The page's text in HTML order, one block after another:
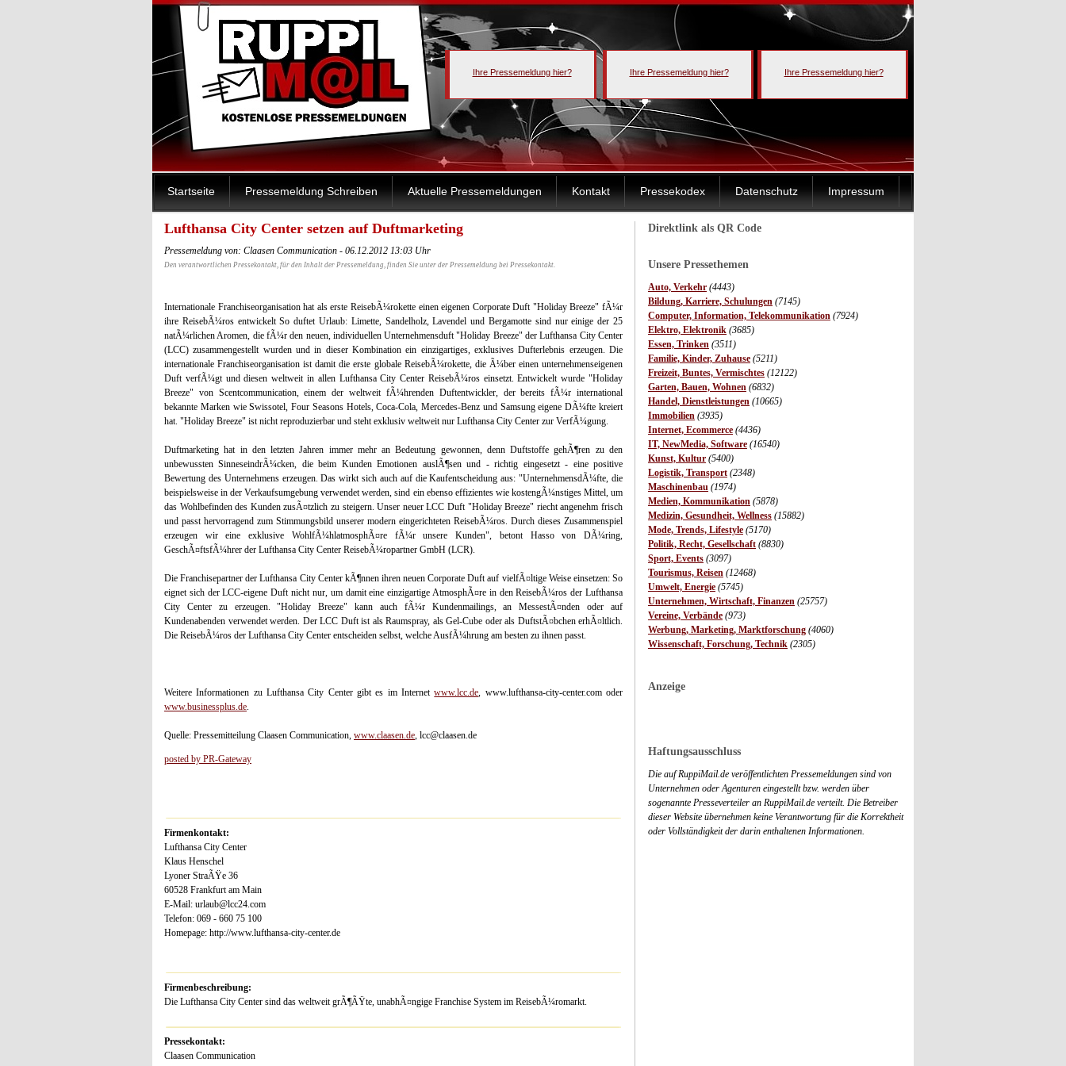
Ihre Pressemeldung hier? Ihre Pressemeldung hier? Ihre Pressemeldung hier?
Startseite Pressemeldung Schreiben Aktuelle Pressemeldungen Kontakt Pressekodex Datenschutz Impressum
Direktlink als QR Code
Unsere Pressethemen
Auto, Verkehr (4443)
Bildung, Karriere, Schulungen (7145)
Computer, Information, Telekommunikation (7924)
Elektro, Elektronik (3685)
Essen, Trinken (3511)
Familie, Kinder, Zuhause (5211)
Freizeit, Buntes, Vermischtes (12122)
Garten, Bauen, Wohnen (6832)
Handel, Dienstleistungen (10665)
Immobilien (3935)
Internet, Ecommerce (4436)
IT, NewMedia, Software (16540)
Kunst, Kultur (5400)
Logistik, Transport (2348)
Maschinenbau (1974)
Medien, Kommunikation (5878)
Medizin, Gesundheit, Wellness (15882)
Mode, Trends, Lifestyle (5170)
Politik, Recht, Gesellschaft (8830)
Sport, Events (3097)
Tourismus, Reisen (12468)
Umwelt, Energie (5745)
Unternehmen, Wirtschaft, Finanzen (25757)
Vereine, Verbände (973)
Werbung, Marketing, Marktforschung (4060)
Wissenschaft, Forschung, Technik (2305)
Anzeige
Haftungsausschluss
Die auf RuppiMail.de veröffentlichten Pressemeldungen sind von
Unternehmen oder Agenturen eingestellt bzw. werden über
sogenannte Presseverteiler an RuppiMail.de verteilt. Die Betreiber
dieser Website übernehmen keine Verantwortung für die Korrektheit
oder Vollständigkeit der darin enthaltenen Informationen.
Lufthansa City Center setzen auf Duftmarketing
Pressemeldung von: Claasen Communication - 06.12.2012 13:03 Uhr
Den verantwortlichen Pressekontakt, für den Inhalt der Pressemeldung, finden Sie unter der Pressemeldung bei Pressekontakt.
Internationale Franchiseorganisation hat als erste ReisebÃ¼rokette einen eigenen Corporate Duft "Holiday Breeze" fÃ¼r
ihre ReisebÃ¼ros entwickelt So duftet Urlaub: Limette, Sandelholz, Lavendel und Bergamotte sind nur einige der 25
natÃ¼rlichen Aromen, die fÃ¼r den neuen, individuellen Unternehmensduft "Holiday Breeze" der Lufthansa City Center
(LCC) zusammengestellt wurden und in dieser Kombination ein einzigartiges, exklusives Dufterlebnis erzeugen. Die
internationale Franchiseorganisation ist damit die erste globale ReisebÃ¼rokette, die Ã¼ber einen unternehmenseigenen
Duft verfÃ¼gt und diesen weltweit in allen Lufthansa City Center ReisebÃ¼ros einsetzt. Entwickelt wurde "Holiday
Breeze" von Scentcommunication, einem der weltweit fÃ¼hrenden Duftentwickler, der bereits fÃ¼r international
bekannte Marken wie Swissotel, Four Seasons Hotels, Coca-Cola, Mercedes-Benz und Samsung eigene DÃ¼fte kreiert
hat. "Holiday Breeze" ist nicht reproduzierbar und steht exklusiv weltweit nur Lufthansa City Center zur VerfÃ¼gung.
Duftmarketing hat in den letzten Jahren immer mehr an Bedeutung gewonnen, denn Duftstoffe gehÃ¶ren zu den
unbewussten SinneseindrÃ¼cken, die beim Kunden Emotionen auslÃ¶sen und - richtig eingesetzt - eine positive
Bewertung des Unternehmens erzeugen. Das wirkt sich auch auf die Kaufentscheidung aus: "UnternehmensdÃ¼fte, die
beispielsweise in der Verkaufsumgebung verwendet werden, sind ein ebenso effizientes wie kostengÃ¼nstiges Mittel, um
das Wohlbefinden des Kunden zusÃ¤tzlich zu steigern. Unser neuer LCC Duft "Holiday Breeze" riecht angenehm frisch
und passt hervorragend zum Stimmungsbild unserer modern eingerichteten ReisebÃ¼ros. Durch dieses Zusammenspiel
erzeugen wir eine exklusive WohlfÃ¼hlatmosphÃ¤re fÃ¼r unsere Kunden", betont Hasso von DÃ¼ring,
GeschÃ¤ftsfÃ¼hrer der Lufthansa City Center ReisebÃ¼ropartner GmbH (LCR).
Die Franchisepartner der Lufthansa City Center kÃ¶nnen ihren neuen Corporate Duft auf vielfÃ¤ltige Weise einsetzen: So
eignet sich der LCC-eigene Duft nicht nur, um damit eine einzigartige AtmosphÃ¤re in den ReisebÃ¼ros der Lufthansa
City Center zu erzeugen. "Holiday Breeze" kann auch fÃ¼r Kundenmailings, an MessestÃ¤nden oder auf
Kundenabenden verwendet werden. Der LCC Duft ist als Raumspray, als Gel-Cube oder als DuftstÃ¤bchen erhÃ¤ltlich.
Die ReisebÃ¼ros der Lufthansa City Center entscheiden selbst, welche AusfÃ¼hrung am besten zu ihnen passt.
Weitere Informationen zu Lufthansa City Center gibt es im Internetwww.lcc.de, www.lufthansa-city-center.com oder
www.businessplus.de.
Quelle: Pressemitteilung Claasen Communication, www.claasen.de, lcc@claasen.de
posted by PR-Gateway
Firmenkontakt:
Lufthansa City Center
Klaus Henschel
Lyoner StraÃŸe 36
60528 Frankfurt am Main
E-Mail: urlaub@lcc24.com
Telefon: 069 - 660 75 100
Homepage: http://www.lufthansa-city-center.de
Firmenbeschreibung:
Die Lufthansa City Center sind das weltweit grÃ¶ÃŸte, unabhÃ¤ngige Franchise System im ReisebÃ¼romarkt.
Pressekontakt:
Claasen Communication